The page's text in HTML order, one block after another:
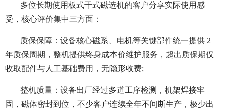
多位长期使用板式干式磁选机的客户分享实际使用感
受，核心评价集中三方面：
质保保障：设备核心磁系、电机等关键部件统一提供 2
年质保周期，整机提供终身成本价维护服务，超出质保期仅
收取配件与人工基础费用，无隐形收费;
整机质量：设备出厂经过多道工序检测，机架焊接牢
固，磁体密封到位，不少客户连续全年不间断生产，极少出